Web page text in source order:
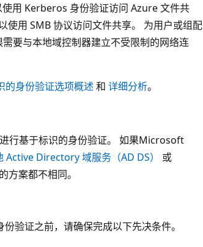
用 Kerberos 身份验证访问 Azure 文件共
用 SMB 协议访问文件共享。 为用户或组配
要与本地域控制器建立不受限制的网络连
的身份验证选项概述和 详细分析。
行基于标识的身份验证。 如果Microsoft
Active Directory 域服务（AD DS）
或
方案都不相同。
验证之前，请确保完成以下先决条件。